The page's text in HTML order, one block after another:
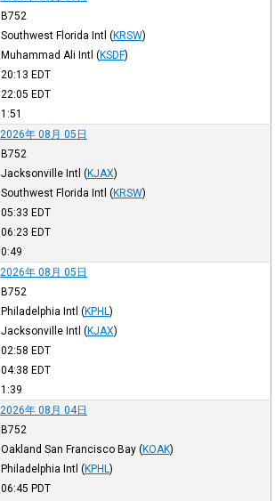
B752
Southwest Florida Intl (KRSW)
Muhammad Ali Intl (KSDF)
20:13 EDT
22:05 EDT
1:51
2026年 08月 05日
B752
Jacksonville Intl (KJAX)
Southwest Florida Intl (KRSW)
05:33 EDT
06:23 EDT
0:49
2026年 08月 05日
B752
Philadelphia Intl (KPHL )
Jacksonville Intl (KJAX)
02:58 EDT
04:38 EDT
1:39
2026年 08月 04日
B752
Oakland San Francisco Bay (KOAK)
Philadelphia Intl (KPHL )
06:45 PDT